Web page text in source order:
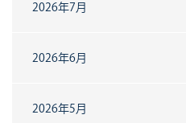
2026年7月
2026年6月
2026年5月